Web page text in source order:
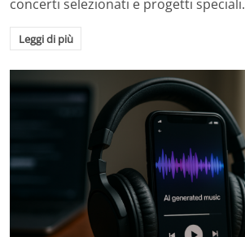
concerti selezionati e progetti speciali.
Leggi di più